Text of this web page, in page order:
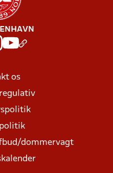
os
dommervagt